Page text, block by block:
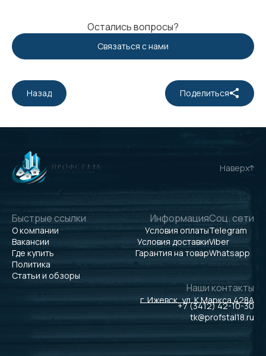
Остались вопросы?
Связаться с нами
Назад Поделиться
Наверх
Быстрые ссылки
О компании
Вакансии
Где купить
Политика
Статьи и обзоры
Информация
Условия оплаты
Условия доставки
Гарантия на товар
Соц. сети
Telegram
Viber
Whatsapp
Наши контакты
г. Ижевск, ул. К.Маркса 428А
+7 (3412) 42-10-30
tk@profstal18.ru